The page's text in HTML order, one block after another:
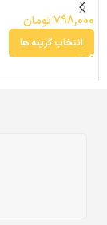
798,000تومان
انتخاب گزینه ها